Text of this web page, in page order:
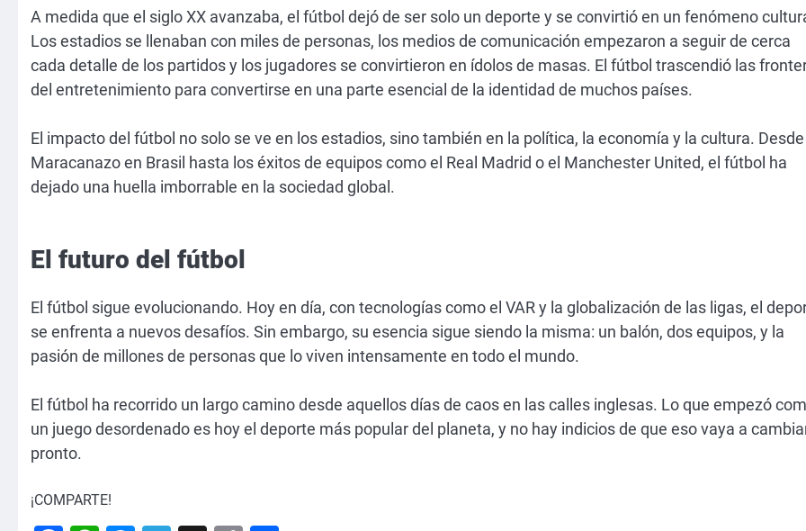
A medida que el siglo XX avanzaba, el fútbol dejó de ser solo un deporte y se convirtió en un fenómeno
Los estadios se llenaban con miles de personas, los medios de comunicación empezaron a seguir de cerca
cada detalle de los partidos y los jugadores se convirtieron en ídolos de masas. El fútbol trascendió las
del entretenimiento para convertirse en una parte esencial de la identidad de muchos países.
El impacto del fútbol no solo se ve en los estadios, sino también en la política, la economía y la cultura. Desde
Maracanazo en Brasil hasta los éxitos de equipos como el Real Madrid o el Manchester United, el fútbol ha
dejado una huella imborrable en la sociedad global.
El futuro del fútbol
El fútbol sigue evolucionando. Hoy en día, con tecnologías como el VAR y la globalización de las ligas, el
se enfrenta a nuevos desafíos. Sin embargo, su esencia sigue siendo la misma: un balón, dos equipos, y la
pasión de millones de personas que lo viven intensamente en todo el mundo.
El fútbol ha recorrido un largo camino desde aquellos días de caos en las calles inglesas. Lo que empezó
un juego desordenado es hoy el deporte más popular del planeta, y no hay indicios de que eso vaya a
pronto.
¡COMPARTE!